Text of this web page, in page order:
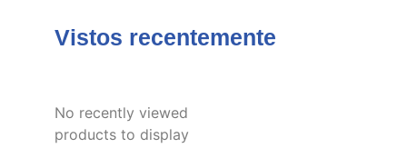
Vistos recentemente
No recently viewed
products to display